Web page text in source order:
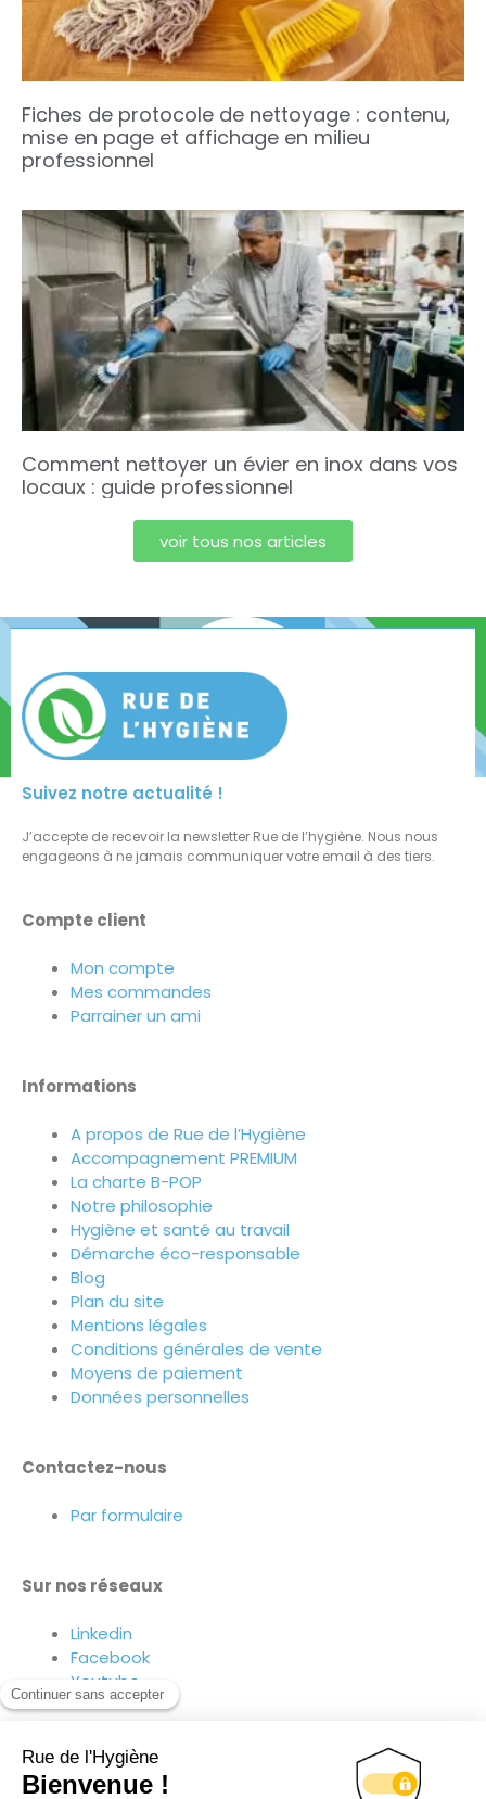
Fiches de protocole de nettoyage : contenu,
mise en page et affichage en milieu
professionnel
Comment nettoyer un évier en inox dans vos
locaux : guide professionnel
voir tous nos articles
Suivez notre actualité !
J’accepte de recevoir la newsletter Rue de l’hygiène. Nous nous
engageons à ne jamais communiquer votre email à des tiers.
Compte client
Mon compte
Mes commandes
Parrainer un ami
Informations
A propos de Rue de l’Hygiène
Accompagnement PREMIUM
La charte B-POP
Notre philosophie
Hygiène et santé au travail
Démarche éco-responsable
Blog
Plan du site
Mentions légales
Conditions générales de vente
Moyens de paiement
Données personnelles
Contactez-nous
Par formulaire
Sur nos réseaux
Linkedin
Facebook
Youtube